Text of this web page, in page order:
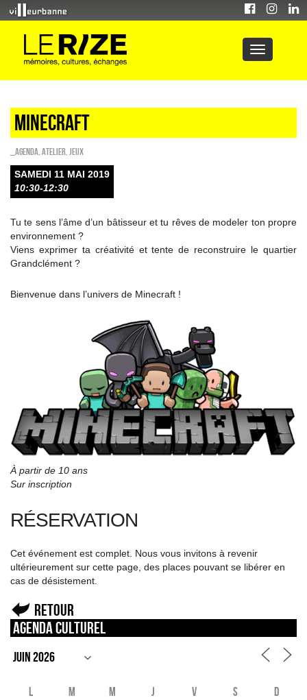
Minecraft
_Agenda Atelier Jeux
SAMEDI 11 MAI 2019
10:30-12:30
Tu te sens l’âme d’un bâtisseur et tu rêves de modeler ton propre
environnement ?
Viens exprimer ta créativité et tente de reconstruire le quartier
Grandclément ?
Bienvenue dans l’univers de Minecraft !
À partir de 10 ans
Sur inscription
RÉSERVATION
Cet événement est complet. Nous vous invitons à revenir
ultérieurement sur cette page, des places pouvant se libérer en
cas de désistement.
Retour
Agenda culturel
L M M J V S D